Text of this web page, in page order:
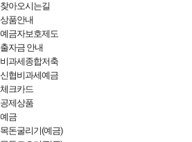
찾아오시는길
상품안내
예금자보호제도
출자금 안내
비과세종합저축
신협비과세예금
체크카드
공제상품
예금
목돈굴리기(예금)